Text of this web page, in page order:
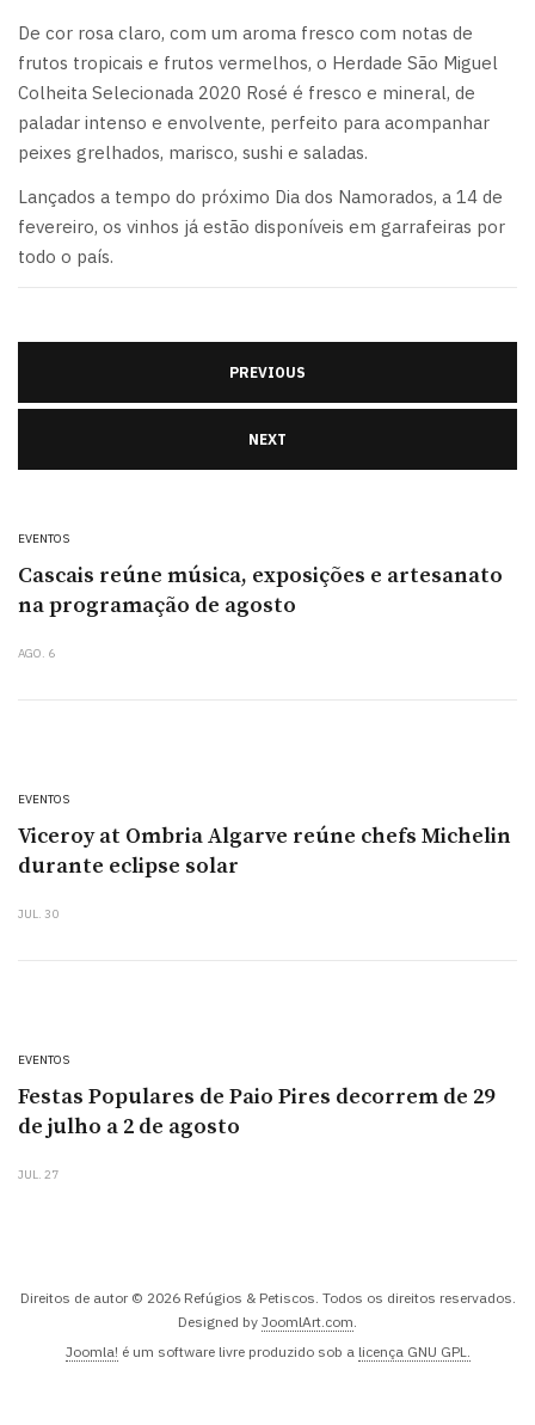
De cor rosa claro, com um aroma fresco com notas de
frutos tropicais e frutos vermelhos, o Herdade São Miguel
Colheita Selecionada 2020 Rosé é fresco e mineral, de
paladar intenso e envolvente, perfeito para acompanhar
peixes grelhados, marisco, sushi e saladas.
Lançados a tempo do próximo Dia dos Namorados, a 14 de
fevereiro, os vinhos já estão disponíveis em garrafeiras por
todo o país.
PREVIOUS
NEXT
EVENTOS
Cascais reúne música, exposições e artesanato
na programação de agosto
AGO. 6
EVENTOS
Viceroy at Ombria Algarve reúne chefs Michelin
durante eclipse solar
JUL. 30
EVENTOS
Festas Populares de Paio Pires decorrem de 29
de julho a 2 de agosto
JUL. 27
Direitos de autor © 2026 Refúgios & Petiscos. Todos os direitos reservados.
Designed by JoomlArt.com
Joomla! é um software livre produzido sob a licença GNU GPL.